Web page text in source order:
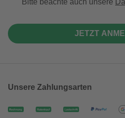
Bitte beachte auch unsere
JETZT
Unsere Zahlungsarten